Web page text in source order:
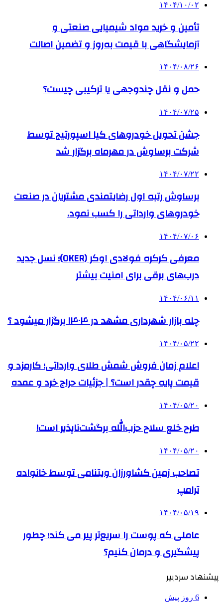
۱۴۰۴/۱۰/۰۲
تأمین و خرید مواد شیمیایی صنعتی و
آزمایشگاهی با قیمت به‌روز و تضمین اصالت
۱۴۰۴/۰۸/۲۶
حمل و نقل چندوجهی یا ترکیبی چیست؟
۱۴۰۴/۰۷/۲۵
جشن تحویل خودروهای کیا اسپورتیج توسط
شرکت برساوش در مهرماه برگزار شد
۱۴۰۴/۰۷/۲۲
برساوش رتبه اول رضایتمندی مشتریان در صنعت
خودروهای وارداتی را کسب نمود.
۱۴۰۴/۰۷/۰۶
معرفی کرکره فولادی اوکر (OKER)؛ نسل جدید
درب‌های برقی برای امنیت بیشتر
۱۴۰۴/۰۶/۱۱
چله بازار شهرداری مشهد در ۱۴۰۴ برگزار میشود ؟
۱۴۰۴/۰۵/۲۲
اعلام زمان فروش شمش طلای وارداتی؛ کارمزد و
قیمت پایه چقدر است؟ | جزئیات حراج خرد و عمده
۱۴۰۴/۰۵/۲۰
طرح خلع سلاح حزب‌الله برگشت‌ناپذیر است!
۱۴۰۴/۰۵/۲۰
تصاحب زمین کشاورزان ویتنامی توسط خانواده
ترامپ
۱۴۰۴/۰۵/۱۹
عاملی که پوست را سریع‌تر پیر می کند؛ چطور
پیشگیری و درمان کنیم؟
پیشنهاد سردبیر
6 روز پیش